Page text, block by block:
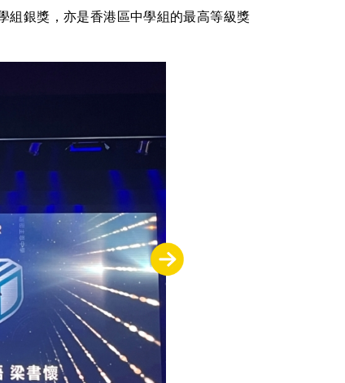
組銀獎，亦是香港區中學組的最高等級獎